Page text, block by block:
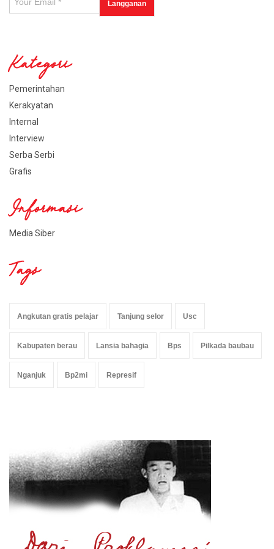
Kategori
Pemerintahan
Kerakyatan
Internal
Interview
Serba Serbi
Grafis
Informasi
Media Siber
Tags
Angkutan gratis pelajar Tanjung selor Usc
Kabupaten berau Lansia bahagia Bps Pilkada baubau
Nganjuk Bp2mi Represif